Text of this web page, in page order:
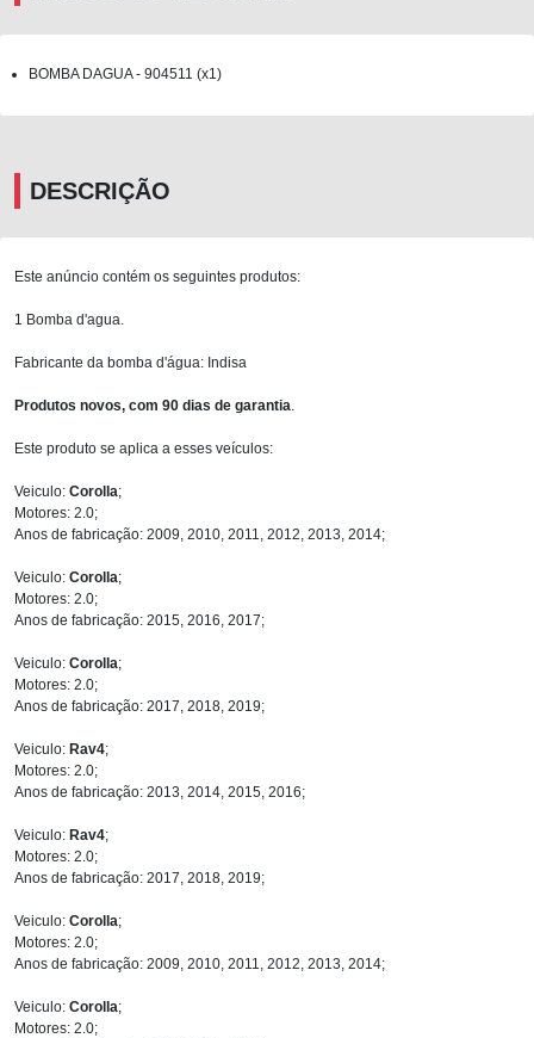
BOMBA DAGUA - 904511 (x1)
DESCRIÇÃO
Este anúncio contém os seguintes produtos:
1 Bomba d'agua.
Fabricante da bomba d'água: Indisa
Produtos novos, com 90 dias de garantia
Este produto se aplica a esses veículos:
Veiculo: Corolla;
Motores: 2.0;
Anos de fabricação: 2009, 2010, 2011, 2012, 2013, 2014;
Veiculo: Corolla;
Motores: 2.0;
Anos de fabricação: 2015, 2016, 2017;
Veiculo: Corolla;
Motores: 2.0;
Anos de fabricação: 2017, 2018, 2019;
Veiculo: Rav4;
Motores: 2.0;
Anos de fabricação: 2013, 2014, 2015, 2016;
Veiculo: Rav4;
Motores: 2.0;
Anos de fabricação: 2017, 2018, 2019;
Veiculo: Corolla;
Motores: 2.0;
Anos de fabricação: 2009, 2010, 2011, 2012, 2013, 2014;
Veiculo: Corolla;
Motores: 2.0;